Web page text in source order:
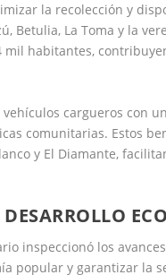
la recolección y
Betulia, La Toma y la
mil habitantes,
cargueros con
comunitarias. Estos
y El Diamante,
inspeccionó los
popular y garantizar la